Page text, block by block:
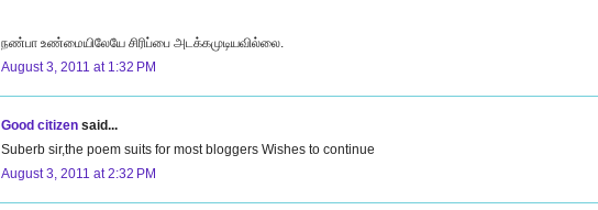
நண்பா உண்மையிலேயே சிரிப்பை அடக்கமுடியவில்லை.
August 3, 2011 at 1:32 PM
Good citizen said...
Suberb sir,the poem suits for most bloggers Wishes to continue
August 3, 2011 at 2:32 PM